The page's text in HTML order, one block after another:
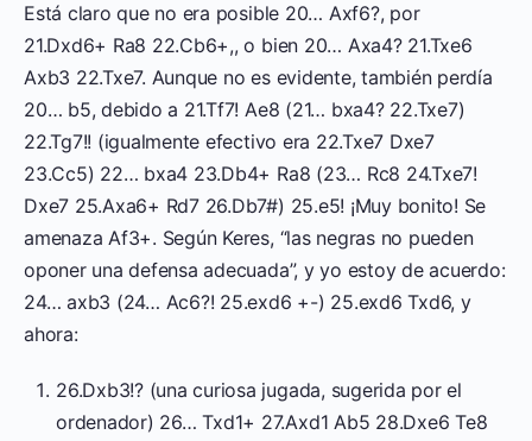
Está claro que no era posible 20… Axf6?, por
21.Dxd6+ Ra8 22.Cb6+,, o bien 20… Axa4? 21.Txe6
Axb3 22.Txe7. Aunque no es evidente, también perdía
20… b5, debido a 21.Tf7! Ae8 (21… bxa4? 22.Txe7)
22.Tg7!! (igualmente efectivo era 22.Txe7 Dxe7
23.Cc5) 22… bxa4 23.Db4+ Ra8 (23… Rc8 24.Txe7!
Dxe7 25.Axa6+ Rd7 26.Db7#) 25.e5! ¡Muy bonito! Se
amenaza Af3+. Según Keres, “las negras no pueden
oponer una defensa adecuada”, y yo estoy de acuerdo:
24… axb3 (24… Ac6?! 25.exd6 +-) 25.exd6 Txd6, y
ahora:
26.Dxb3!? (una curiosa jugada, sugerida por el
ordenador) 26… Txd1+ 27.Axd1 Ab5 28.Dxe6 Te8